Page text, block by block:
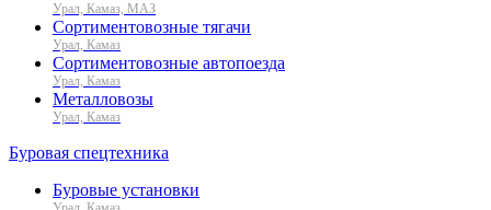
Урал, Камаз, МАЗ
Сортиментовозные тягачи
Урал, Камаз
Сортиментовозные автопоезда
Урал, Камаз
Металловозы
Урал, Камаз
Буровая спецтехника
Буровые установки